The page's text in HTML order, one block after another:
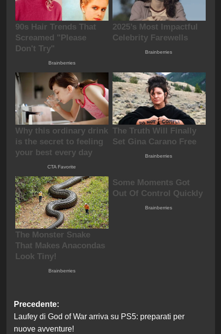
Navigazione
articolo
Precedente:
Laufey di God of War arriva su PS5: preparati per
nuove avventure!